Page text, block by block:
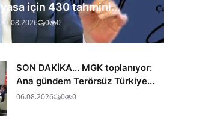
yasa için 430 tahmini...
06.08.2026 0 0
SON DAKİKA... MGK toplanıyor:
Ana gündem Terörsüz Türkiye...
06.08.2026 0 0